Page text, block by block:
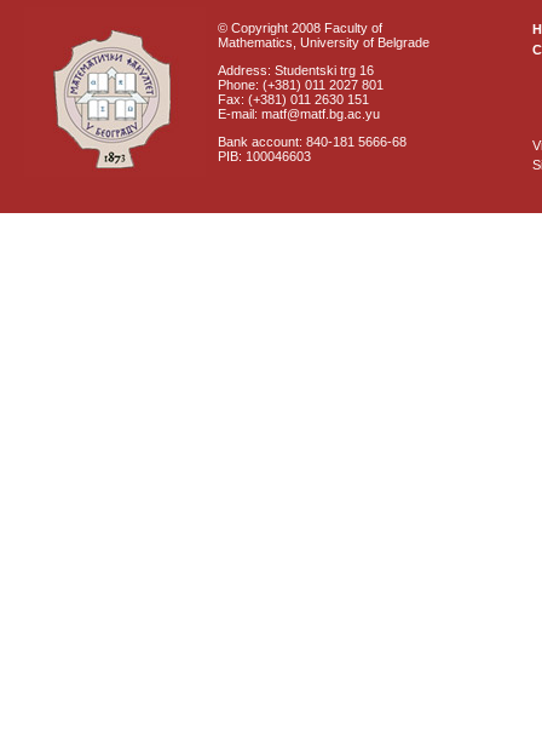
© Copyright 2008 Faculty of
Mathematics, University of Belgrade
Address: Studentski trg 16
Phone: (+381) 011 2027 801
Fax: (+381) 011 2630 151
E-mail: matf@matf.bg.ac.yu
Bank account: 840-181 5666-68
PIB: 100046603